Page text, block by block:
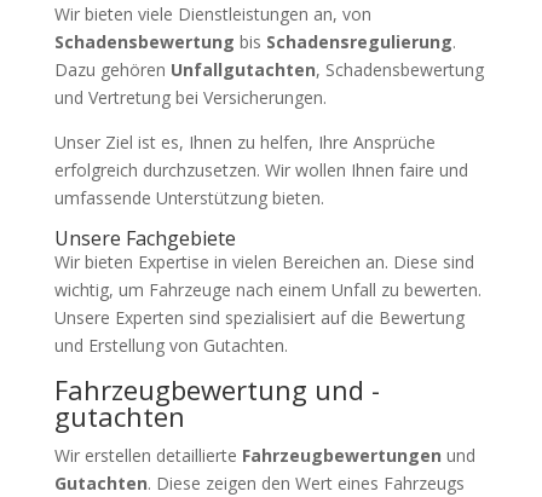
Wir bieten viele Dienstleistungen an, von
Schadensbewertung bis Schadensregulierung.
Dazu gehören Unfallgutachten, Schadensbewertung
und Vertretung bei Versicherungen.
Unser Ziel ist es, Ihnen zu helfen, Ihre Ansprüche
erfolgreich durchzusetzen. Wir wollen Ihnen faire und
umfassende Unterstützung bieten.
Unsere Fachgebiete
Wir bieten Expertise in vielen Bereichen an. Diese sind
wichtig, um Fahrzeuge nach einem Unfall zu bewerten.
Unsere Experten sind spezialisiert auf die Bewertung
und Erstellung von Gutachten.
Fahrzeugbewertung und -
gutachten
Wir erstellen detaillierte Fahrzeugbewertungen und
Gutachten. Diese zeigen den Wert eines Fahrzeugs